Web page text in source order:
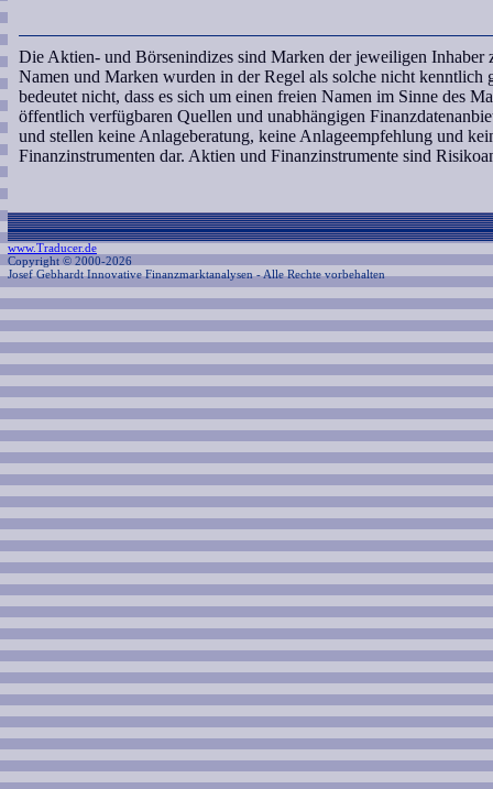
Die Aktien- und Börsenindizes sind Marken der jeweiligen Inhaber
Namen und Marken wurden in der Regel als solche nicht kenntlich
bedeutet nicht, dass es sich um einen freien Namen im Sinne des
öffentlich verfügbaren Quellen und unabhängigen
und stellen keine Anlageberatung, keine Anlageempfehlung und
Finanzinstrumenten dar. Aktien und Finanzinstrumente sind
www.Traducer.de
Copyright © 2000-2026
Josef Gebhardt Innovative Finanzmarktanalysen - Alle Rechte vorbehalten